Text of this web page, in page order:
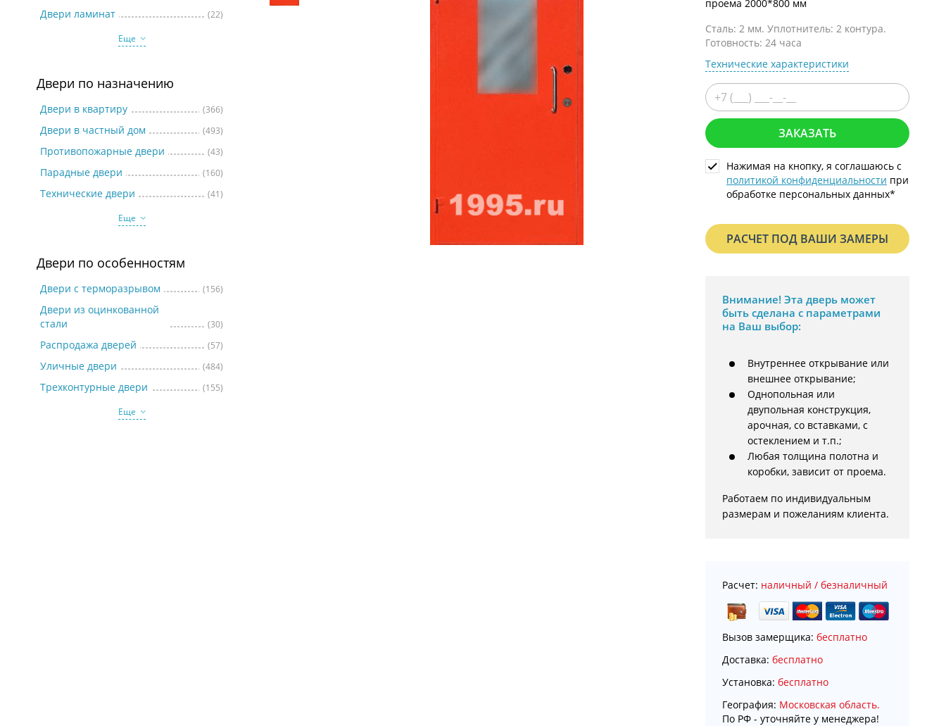
Двери с винилискожей
Коричневые двери
С металлофиленкой
Двери ламинат
(22)
Еще
Двери по назначению
Двери в квартиру (366)
Двери в частный дом (493)
Противопожарные двери (43)
Парадные двери (160)
Технические двери
(41)
Еще
Двери по особенностям
Двери с терморазрывом (156)
Двери из оцинкованной
стали
(30)
Распродажа дверей (57)
Уличные двери (484)
Трехконтурные двери
(155)
Еще
проема 2000*800 мм
Сталь: 2 мм. Уплотнитель: 2 контура.
Готовность: 24 часа
Технические характеристики
ЗАКАЗАТЬ
Нажимая на кнопку, я соглашаюсь с
политикой конфиденциальности при
обработке персональных данных*
РАСЧЕТ ПОД ВАШИ ЗАМЕРЫ
Внимание! Эта дверь может
быть сделана с параметрами
на Ваш выбор:
Внутреннее открывание или
внешнее открывание;
Однопольная или
двупольная конструкция,
арочная, со вставками, с
остеклением и т.п.;
Любая толщина полотна и
коробки, зависит от проема.
Работаем по индивидуальным
размерам и пожеланиям клиента.
Расчет: наличный / безналичный
Вызов замерщика: бесплатно
Доставка: бесплатно
Установка: бесплатно
География: Московская область.
По РФ - уточняйте у менеджера!